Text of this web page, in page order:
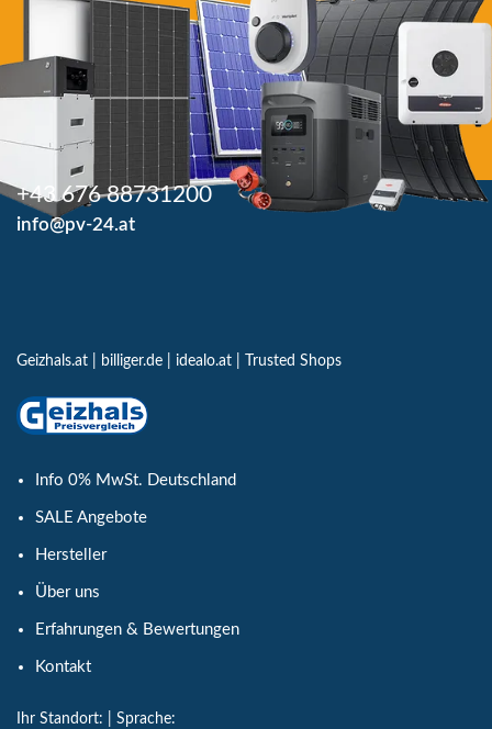
+43 676 88731200
info@pv-24.at
Geizhals.at billiger.de idealo.at Trusted Shops
Info 0% MwSt. Deutschland
SALE Angebote
Hersteller
Über uns
Erfahrungen & Bewertungen
Kontakt
Ihr Standort: | Sprache: